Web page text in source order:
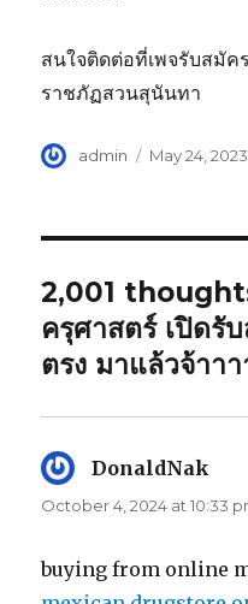
สนใจติดต่อที่เพจรับสมั
ราชภัฏสวนสุนันทา
Author
admin
Posted
May 24, 2023
2,001
ครุศาสตร์ เปิดรั
ตรง มาแล้วจ้าาา
DonaldNak
October 4, 2024 at 10:33
buying from online